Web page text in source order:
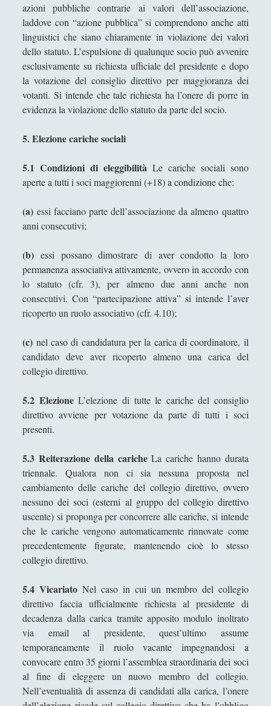
azioni pubbliche contrarie ai valori dell’associazione,
laddove con “azione pubblica” si comprendono anche atti
linguistici che siano chiaramente in violazione dei valori
dello statuto. L’espulsione di qualunque socio può avvenire
esclusivamente su richiesta ufficiale del presidente e dopo
la votazione del consiglio direttivo per maggioranza dei
votanti. Si intende che tale richiesta ha l’onere di porre in
evidenza la violazione dello statuto da parte del socio.
5. Elezione cariche sociali
5.1 Condizioni di eleggibilità Le cariche sociali sono
aperte a tutti i soci maggiorenni (+18) a condizione che:
(a) essi facciano parte dell’associazione da almeno quattro
anni consecutivi;
(b) essi possano dimostrare di aver condotto la loro
permanenza associativa attivamente, ovvero in accordo con
lo statuto (cfr. 3), per almeno due anni anche non
consecutivi. Con “partecipazione attiva” si intende l’aver
ricoperto un ruolo associativo (cfr. 4.10);
(c) nel caso di candidatura per la carica di coordinatore, il
candidato deve aver ricoperto almeno una carica del
collegio direttivo.
5.2 ElezioneL’elezione di tutte le cariche del consiglio
direttivo avviene per votazione da parte di tutti i soci
presenti.
5.3 Reiterazione della caricheLa cariche hanno durata
triennale. Qualora non ci sia nessuna proposta nel
cambiamento delle cariche del collegio direttivo, ovvero
nessuno dei soci (esterni al gruppo del collegio direttivo
uscente) si proponga per concorrere alle cariche, si intende
che le cariche vengono automaticamente rinnovate come
precedentemente figurate, mantenendo cioè lo stesso
collegio direttivo.
5.4 VicariatoNel caso in cui un membro del collegio
direttivo faccia ufficialmente richiesta al presidente di
decadenza dalla carica tramite apposito modulo inoltrato
via email al presidente, quest’ultimo assume
temporaneamente il ruolo vacante impegnandosi a
convocare entro 35 giorni l’assemblea straordinaria dei soci
al fine di eleggere un nuovo membro del collegio.
Nell’eventualità di assenza di candidati alla carica, l’onere